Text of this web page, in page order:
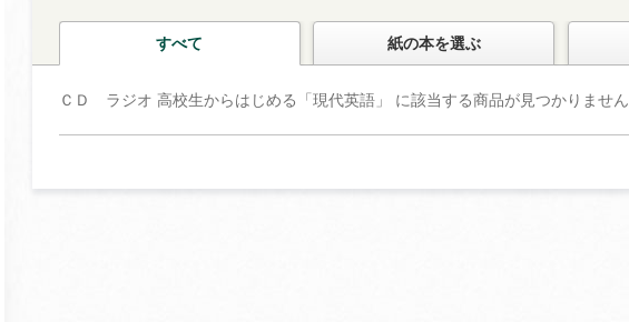
すべて 紙の本を選ぶ
ＣＤ ラジオ 高校生からはじめる「現代英語」 に該当する商品が見つかりません